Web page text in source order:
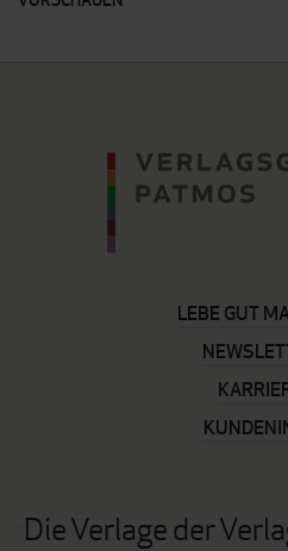
LEBE GUT
Die Verlage der